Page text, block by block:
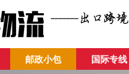
邮政小包 国际专线